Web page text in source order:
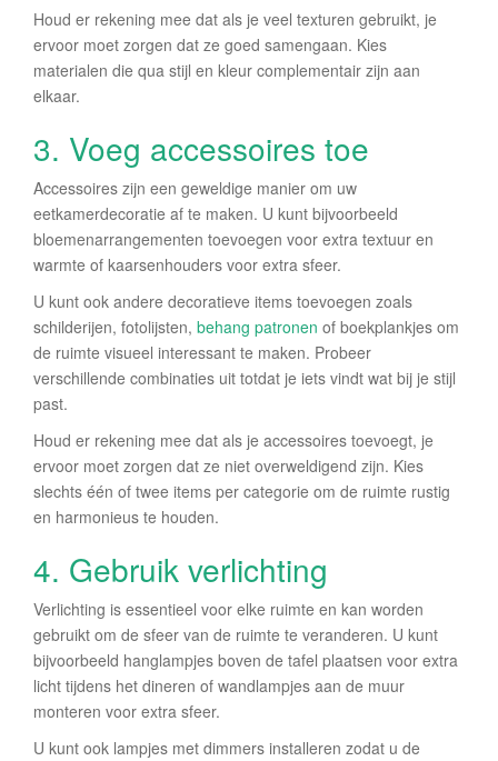
Houd er rekening mee dat als je veel texturen gebruikt, je
ervoor moet zorgen dat ze goed samengaan. Kies
materialen die qua stijl en kleur complementair zijn aan
elkaar.
3. Voeg accessoires toe
Accessoires zijn een geweldige manier om uw
eetkamerdecoratie af te maken. U kunt bijvoorbeeld
bloemenarrangementen toevoegen voor extra textuur en
warmte of kaarsenhouders voor extra sfeer.
U kunt ook andere decoratieve items toevoegen zoals
schilderijen, fotolijsten, behang patronen of boekplankjes om
de ruimte visueel interessant te maken. Probeer
verschillende combinaties uit totdat je iets vindt wat bij je stijl
past.
Houd er rekening mee dat als je accessoires toevoegt, je
ervoor moet zorgen dat ze niet overweldigend zijn. Kies
slechts één of twee items per categorie om de ruimte rustig
en harmonieus te houden.
4. Gebruik verlichting
Verlichting is essentieel voor elke ruimte en kan worden
gebruikt om de sfeer van de ruimte te veranderen. U kunt
bijvoorbeeld hanglampjes boven de tafel plaatsen voor extra
licht tijdens het dineren of wandlampjes aan de muur
monteren voor extra sfeer.
U kunt ook lampjes met dimmers installeren zodat u de